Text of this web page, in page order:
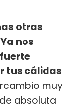
otras
nos
tus cálidas
muy
absoluta